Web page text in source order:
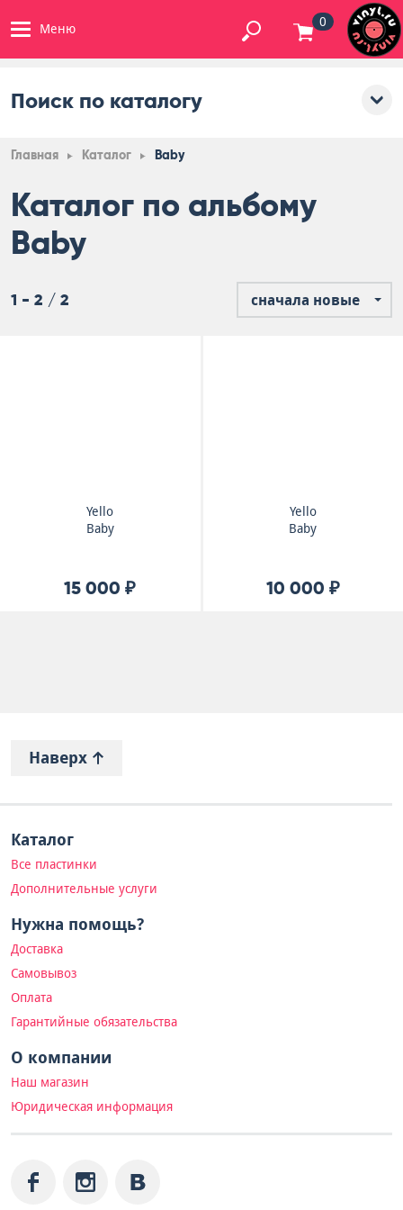
Меню 0
Поиск по каталогу
Главная Каталог Baby
Каталог по альбому
Baby
1 - 2 / 2 сначала новые
Yello
Baby
15 000 ₽
Yello
Baby
10 000 ₽
Наверх
Каталог
Все пластинки
Дополнительные услуги
Нужна помощь?
Доставка
Самовывоз
Оплата
Гарантийные обязательства
О компании
Наш магазин
Юридическая информация